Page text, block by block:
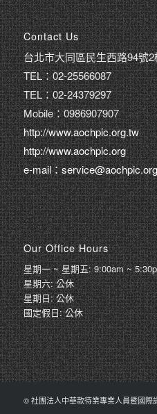
Contact Us
台北市大同區民生西路94號2
TEL：02-25566087
TEL：02-24379297
Mobile：0986907907
http://www.aochpic.org.tw
http://www.aochpic.org
e-mail：service@aochpic.org
Our Office Hours
星期一 ~ 星期五: 9:00am ~
星期六: 公休
星期日: 公休
國定假日: 公休
© 社團法人中華款待業專業人員暨國際